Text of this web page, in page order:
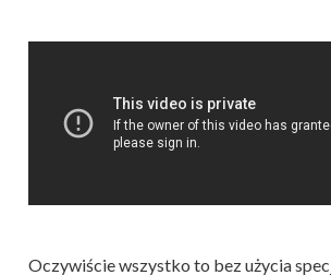
Oczywiście wszystko to bez użycia